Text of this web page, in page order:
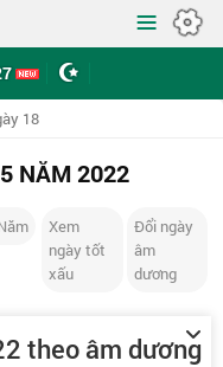
≡
18
NĂM 2022
Xem
ngày tốt
xấu
Đổi ngày
âm
dương
theo âm dương